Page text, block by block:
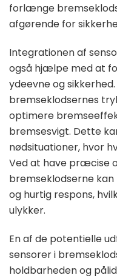
forlænge
afgørende for
Integrationen af
også hjælpe med at
ydeevne og
bremseklodsernes
optimere
bremsesvigt. Dette
nødsituationer, hvor
Ved at have præcise
bremseklodserne
og hurtig respons,
ulykker.
En af de potentielle
sensorer i
holdbarheden og